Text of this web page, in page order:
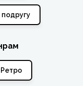
подругу
Ретро